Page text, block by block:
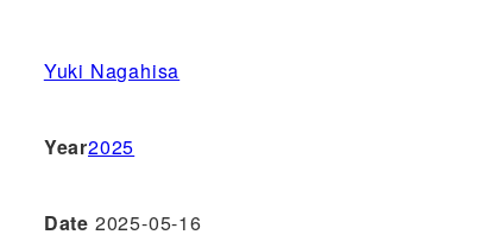
Yuki Nagahisa
Year2025
Date 2025-05-16